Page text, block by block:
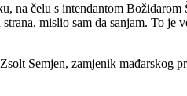
na čelu s intendantom Božidarom
mislio sam da sanjam. To je
Semjen, zamjenik mađarskog